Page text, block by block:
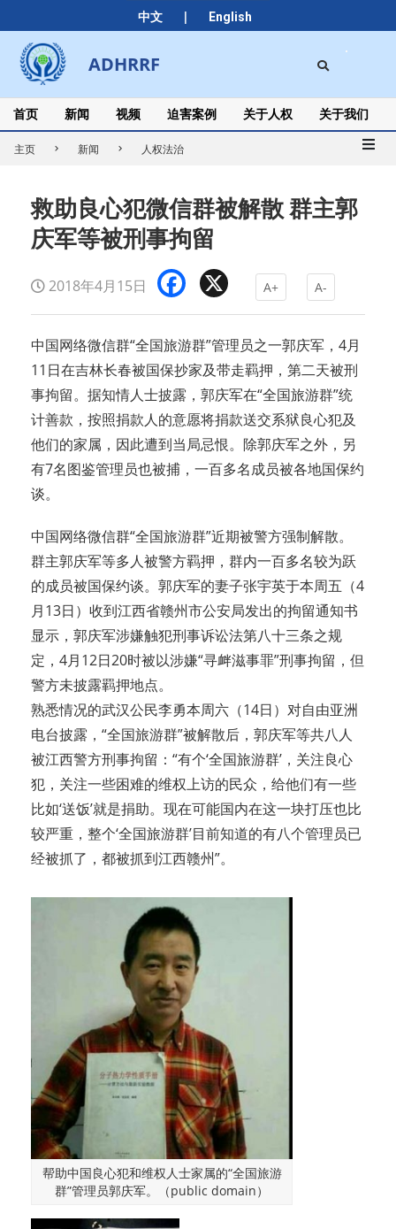
中文 | English
to
content
ADHRRF
Secondary
Navigation
Menu
首页 新闻 视频 迫害案例 关于人权 关于我们
主页 新闻 人权法治
救助良心犯微信群被解散 群主郭
庆军等被刑事拘留
2018年4月15日 Facebook A+ A-
中国网络微信群“全国旅游群”管理员之一郭庆军，4月
11日在吉林长春被国保抄家及带走羁押，第二天被刑
事拘留。据知情人士披露，郭庆军在“全国旅游群”统
计善款，按照捐款人的意愿将捐款送交系狱良心犯及
他们的家属，因此遭到当局忌恨。除郭庆军之外，另
有7名图鉴管理员也被捕，一百多名成员被各地国保约
谈。
中国网络微信群“全国旅游群”近期被警方强制解散。
群主郭庆军等多人被警方羁押，群内一百多名较为跃
的成员被国保约谈。郭庆军的妻子张宇英于本周五（4
月13日）收到江西省赣州市公安局发出的拘留通知书
显示，郭庆军涉嫌触犯刑事诉讼法第八十三条之规
定，4月12日20时被以涉嫌“寻衅滋事罪”刑事拘留，但
警方未披露羁押地点。
熟悉情况的武汉公民李勇本周六（14日）对自由亚洲
电台披露，“全国旅游群”被解散后，郭庆军等共八人
被江西警方刑事拘留：“有个‘全国旅游群’，关注良心
犯，关注一些困难的维权上访的民众，给他们有一些
比如‘送饭’就是捐助。现在可能国内在这一块打压也比
较严重，整个‘全国旅游群’目前知道的有八个管理员已
经被抓了，都被抓到江西赣州”。
帮助中国良心犯和维权人士家属的“全国旅游
群”管理员郭庆军。（public domain）